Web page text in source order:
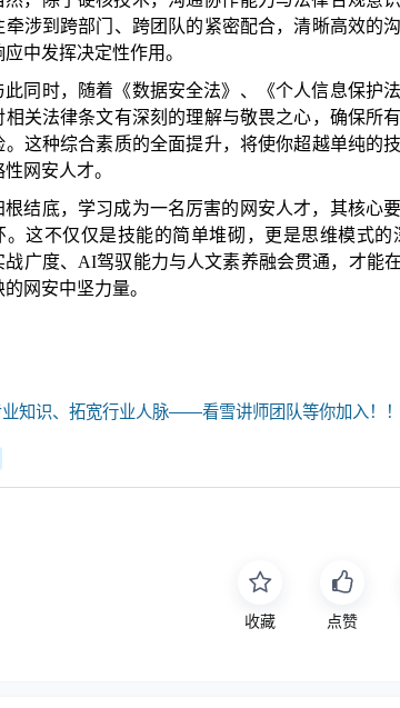
牵涉到跨部门、跨团队的紧密配合，清晰高效的
中发挥决定性作用。
此同时，随着《数据安全法》、《个人信息保护
相关法律条文有深刻的理解与敬畏之心，确保所
。这种综合素质的全面提升，将使你超越单纯的
网安人才。
根结底，学习成为一名厉害的网安人才，其核心
。这不仅仅是技能的简单堆砌，更是思维模式
广度、 AI驾驭能力与人文素养融会贯通，才能
网安中坚力量。
知识、拓宽行业人脉——看雪讲师团队等你加入！！
收藏 免费